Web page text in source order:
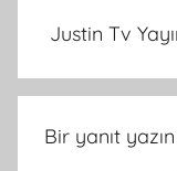
Justin Tv
Bir yanıt yazın